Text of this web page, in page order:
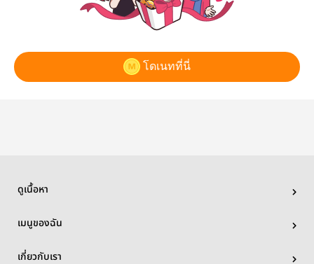
โดเนทที่นี่
ดูเนื้อหา
เมนูของฉัน
เกี่ยวกับเรา